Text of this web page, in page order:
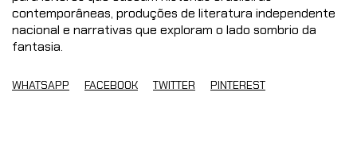
contemporâneas, produções de literatura independente
nacional e narrativas que exploram o lado sombrio da
fantasia.
WHATSAPP FACEBOOK TWITTER PINTEREST